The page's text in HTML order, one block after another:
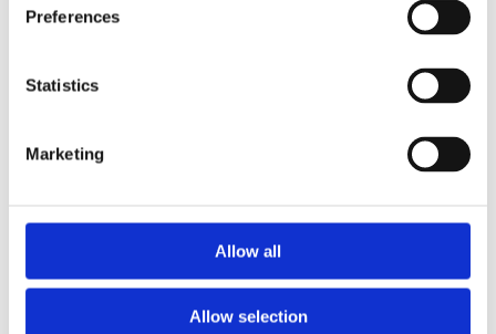
Preferences
Statistics
Marketing
Allow all
Allow selection
Insig AB har erhållit villkorat godkännande för
notering av preferensaktier på NGM